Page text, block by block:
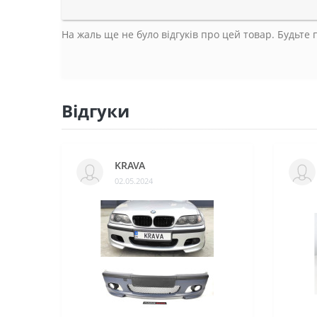
На жаль ще не було відгуків про цей товар.
Відгуки
KRAVA
02.05.2024